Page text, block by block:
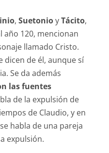
, SuetonioyTácito,
120, mencionan
llamado Cristo.
dicen de él, aunque sí
Se da además
las fuentes
de la expulsión de
de Claudio, y en
habla de una pareja
expulsión.